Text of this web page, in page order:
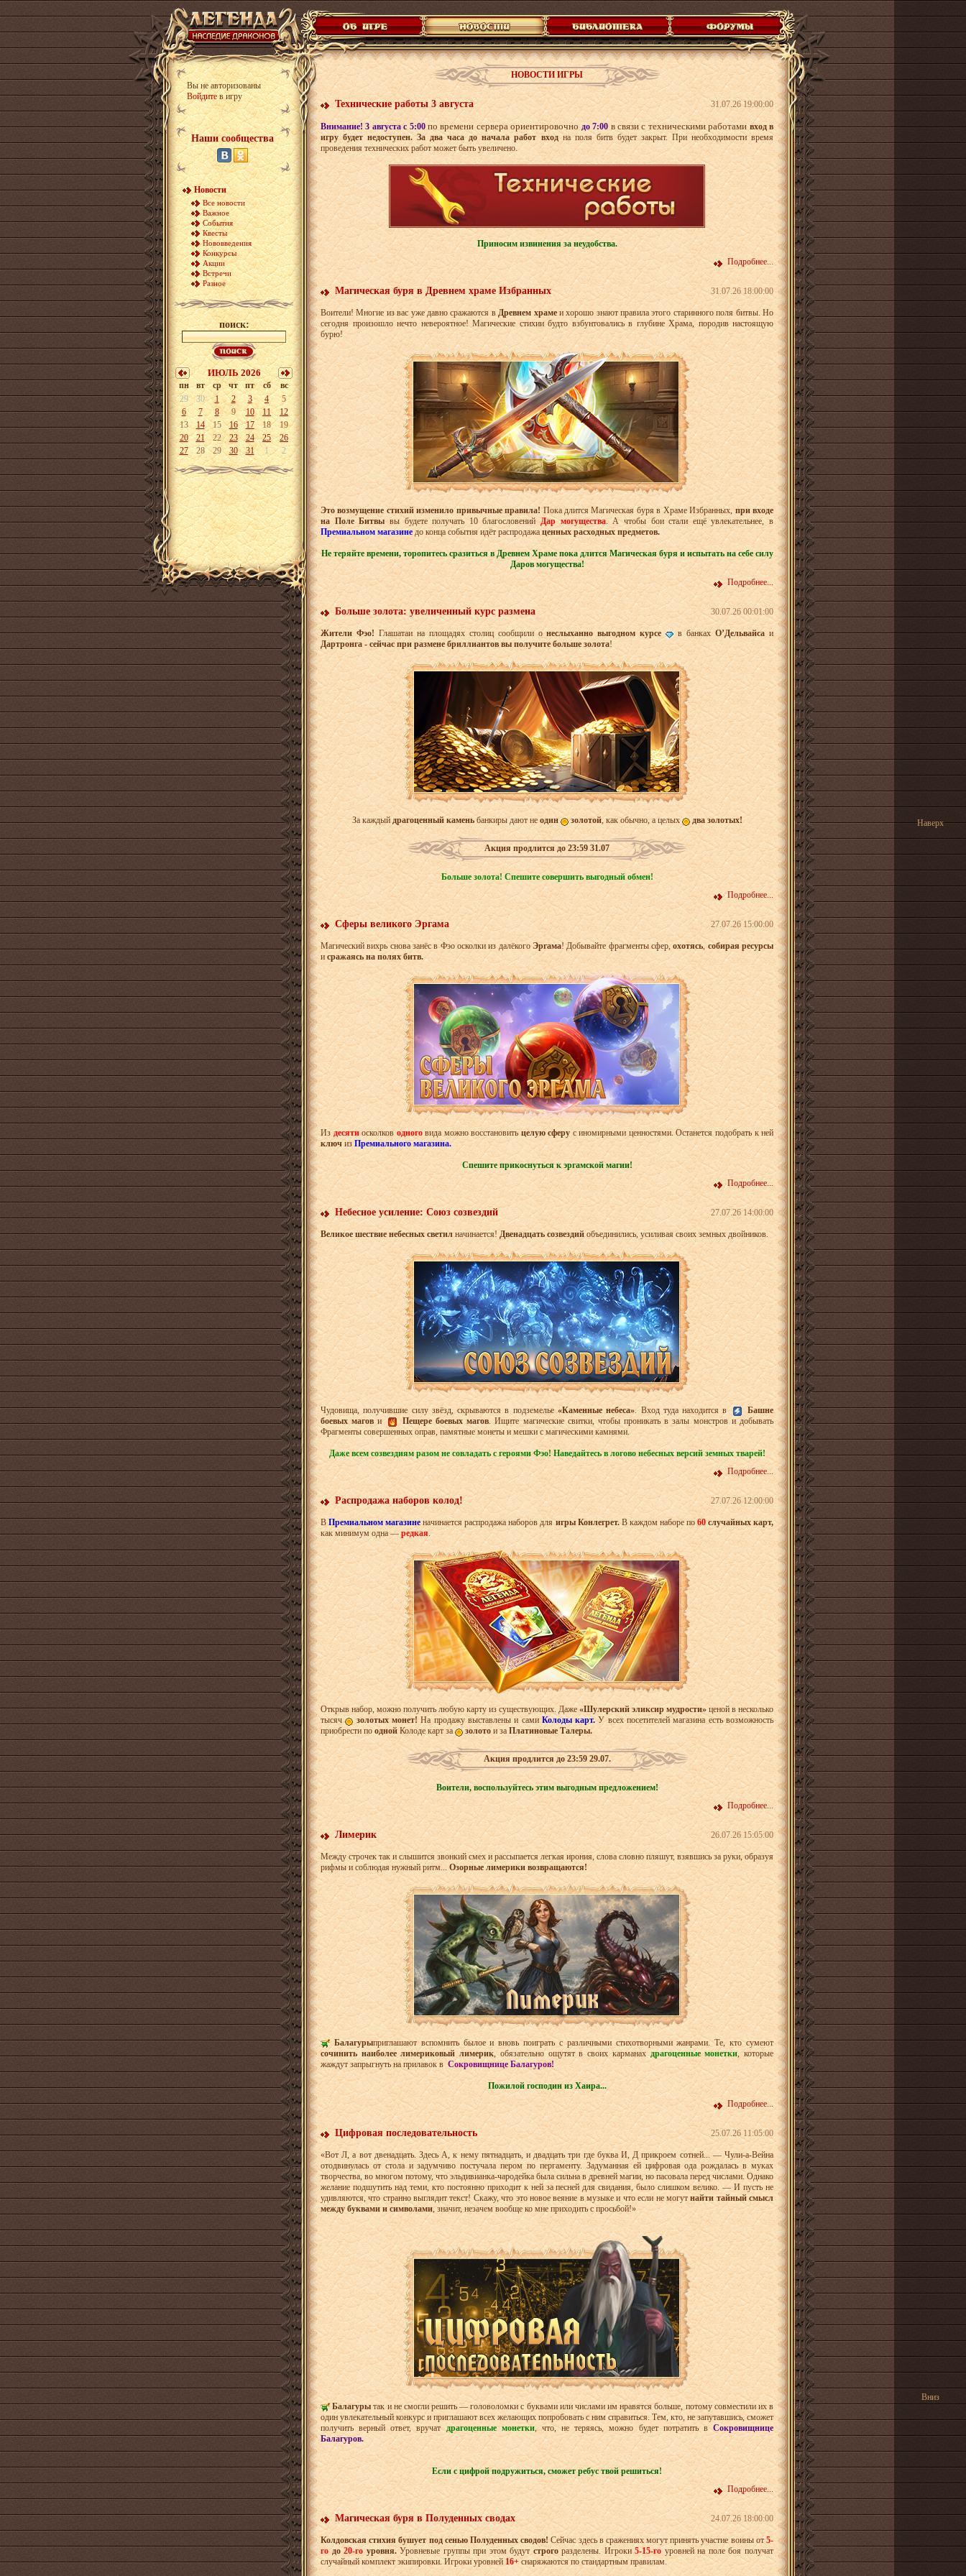
Вы не авторизованы
Войдитев игру
Наши сообщества
Новости
Все новости
Важное
События
Квесты
Нововведения
Конкурсы
Акции
Встречи
Разное
поиск:
ИЮЛЬ 2026
пн вт ср чт пт сб
вс
29
30 1 2 3 4
5
6
7 8 9 10 11
12
13
14 15 16 17 18
19
20
21 22 23 24 25
26
27
28 29 30 31 1 2
НОВОСТИ ИГРЫ
Технические работы 3 августа 31.07.26 19:00:00
Внимание! 3 августа с 5:00по времени сервера ориентировочнодо 7:00 в связи с техническими работамивход в
игру будет недоступен. За два часа до начала работвходна поля битв будет закрыт. При необходимости время
проведения технических работ может быть увеличено.
Приносим извинения за неудобства.
Подробнее...
Магическая буря в Древнем храме Избранных 31.07.26 18:00:00
Воители! Многие из вас уже давно сражаются вДревнем храмеи хорошо знают правила этого старинного поля битвы. Но
сегодня произошло нечто невероятное! Магические стихии будто взбунтовались в глубине Храма, породив настоящую
бурю!
Это возмущение стихий изменило привычные правила!Пока длится Магическая буря в Храме Избранных,при входе
на Поле Битвывы будете получать 10 благословенийДар могущества.А чтобы бои стали ещё увлекательнее, в
Премиальном магазинедо конца события идёт распродажаценных расходных предметов.
Не теряйте времени, торопитесь сразиться в Древнем Храме пока длится Магическая буря и испытать на себе силу
Даров могущества!
Подробнее...
Больше золота: увеличенный курс размена 30.07.26 00:01:00
Жители Фэо!Глашатаи на площадях столиц сообщили онеслыханно выгодном курсе в банкахО’Дельвайсаи
Дартронга - сейчас при размене бриллиантов вы получите больше золота!
За каждыйдрагоценный каменьбанкиры дают не один золотой, как обычно, а целых два золотых!
Акция продлится до 23:59 31.07
Больше золота! Спешите совершить выгодный обмен!
Подробнее...
Сферы великого Эргама 27.07.26 15:00:00
Магический вихрь снова занёс в Фэо осколки из далёкогоЭргама! Добывайте фрагменты сфер,охотясь,собирая ресурсы
исражаясь на полях битв.
Издесятиосколководноговида можно восстановитьцелую сферус иномирными ценностями. Останется подобрать к ней
ключизПремиального магазина.
Спешите прикоснуться к эргамской магии!
Подробнее...
Небесное усиление: Союз созвездий 27.07.26 14:00:00
Великое шествие небесных светилначинается!Двенадцать созвездийобъединились, усиливая своих земных двойников.
Чудовища, получившие силу звёзд, скрываются в подземелье«Каменные небеса». Вход туда находится в
Башне
боевых магови Пещере боевых магов. Ищите магические свитки, чтобы проникать в залы монстров и добывать
Фрагменты совершенных оправ, памятные монеты и мешки с магическими камнями.
Даже всем созвездиям разом не совладать с героями Фэо! Наведайтесь в логово небесных версий земных тварей!
Подробнее...
Распродажа наборов колод! 27.07.26 12:00:00
ВПремиальном магазиненачинается распродажа наборов дляигры Конлегрет.В каждом наборе по60случайных карт,
как минимум одна —редкая.
Открыв набор, можно получить любую карту из существующих. Даже «Шулерский эликсир мудрости»ценой в несколько
тысяч
золотых монет!На продажу выставлены и самиКолоды карт.У всех посетителей магазина есть возможность
приобрести пооднойКолоде карт за золотои за Платиновые Талеры.
Акция продлится до 23:59 29.07.
Воители, воспользуйтесь этим выгодным предложением!
Подробнее...
Лимерик 26.07.26 15:05:00
Между строчек так и слышится звонкий смех и рассыпается легкая ирония, слова словно пляшут, взявшись за руки, образуя
рифмы и соблюдая нужный ритм...Озорные лимерики возвращаются!
Балагурыприглашают вспомнить былое и вновь поиграть с различными стихотворными жанрами. Те, кто сумеют
сочинить наиболее лимериковый лимерик, обязательно ощутят в своих карманахдрагоценные монетки, которые
жаждут запрыгнуть на прилавок вСокровищнице Балагуров!
Пожилой господин из Хаира...
Подробнее...
Цифровая последовательность 25.07.26 11:05:00
«Вот Л, а вот двенадцать. Здесь А, к нему пятнадцать, и двадцать три где буква И, Д прикроем сотней... — Чули-а-Вейна
отодвинулась от стола и задумчиво постучала пером по пергаменту. Задуманная ей цифровая ода рождалась в муках
творчества, во многом потому, что эльдивианка-чародейк­а была сильна в древней магии, но пасовала перед числами. Однако
желание подшутить над теми, кто постоянно приходит к ней за песней для свидания, было слишком велико. — И пусть не
удивляются, что странно выглядит текст! Скажу, что это новое веяние в музыке и что если не могутнайти тайный смысл
между буквами и символами, значит, незачем вообще ко мне приходить с просьбой!»
Балагурытак и не смогли решить — головоломки с буквами или числами им нравятся больше, потому совместили их в
один увлекательный конкурс и приглашают всех желающих попробовать с ним справиться. Тем, кто, не запутавшись, сможет
получить верный ответ, вручатдрагоценные монетки, что, не теряясь, можно будет потратить вСокровищнице
Балагуров.
Если с цифрой подружиться, сможет ребус твой решиться!
Подробнее...
Магическая буря в Полуденных сводах 24.07.26 18:00:00
Колдовская стихия бушует под сенью Полуденных сводов!Сейчас здесь в сражениях могут принять участие воины от 5-
годо20-гоуровня.Уровневые группы при этом будутстрогоразделены. Игроки5-15-гоуровней на поле боя получат
случайный комплект экипировки. Игроки уровней16+снаряжаются по стандартным правилам.
Наверх
Вниз